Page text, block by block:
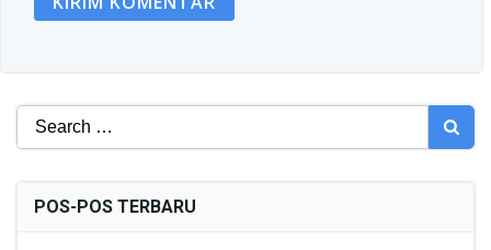
Search
POS-POS TERBARU